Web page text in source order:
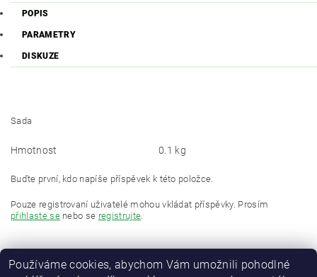
POPIS
PARAMETRY
DISKUZE
Sada
Hmotnost 0.1 kg
Buďte první, kdo napíše příspěvek k této položce.
Pouze registrovaní uživatelé mohou vkládat příspěvky. Prosím
přihlaste senebo se registrujte
Používáme cookies, abychom Vám umožnili pohodlné